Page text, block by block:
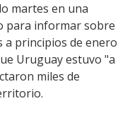
martes en una
para informar sobre
a principios de enero
Uruguay estuvo "a
miles de